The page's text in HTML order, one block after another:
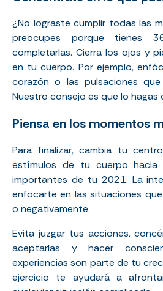
¿No lograste cumplir todas las
preocupes porque tienes
completarlas. Cierra los ojos y
en tu cuerpo. Por ejemplo,
corazón o las pulsaciones
Nuestro consejo es que lo hagas
Piensa en los momentos
Para finalizar, cambia tu
estímulos de tu cuerpo hacia
importantes de tu 2021. La
enfocarte en las situaciones
o negativamente.
Evita juzgar tus acciones,
aceptarlas y hacer
experiencias son parte de tu
ejercicio te ayudará a